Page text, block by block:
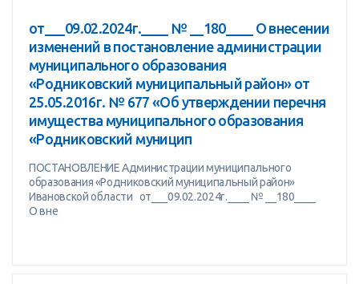
от___09.02.2024г.____ № __180____ О внесении
изменений в постановление администрации
муниципального образования
«Родниковский муниципальный район» от
25.05.2016г. № 677 «Об утверждении перечня
имущества муниципального образования
«Родниковский муницип
ПОСТАНОВЛЕНИЕ Администрации муниципального
образования «Родниковский муниципальный район»
Ивановской области от___09.02.2024г.____ № __180____
О вне